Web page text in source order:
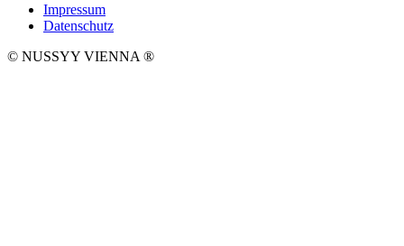
Impressum
Datenschutz
© NUSSYY VIENNA ®